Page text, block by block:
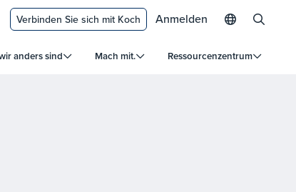
anders sind Mach mit. Ressourcenzentrum
Verbinden Sie sich mit Koch Anmelden